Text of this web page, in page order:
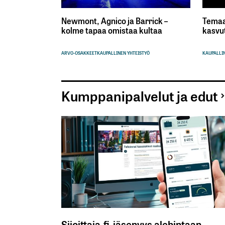
Newmont, Agnico ja Barrick –
kolme tapaa omistaa kultaa
ARVO-OSAKKEETKAUPALLINEN YHTEISTYÖ
Kumppanipalvelut ja edut